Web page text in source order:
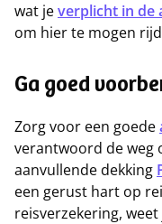
wat jeverplicht in de
om hier te mogen
Ga goed
Zorg voor een goede
verantwoord de weg
aanvullende dekking
een gerust hart op
reisverzekering,